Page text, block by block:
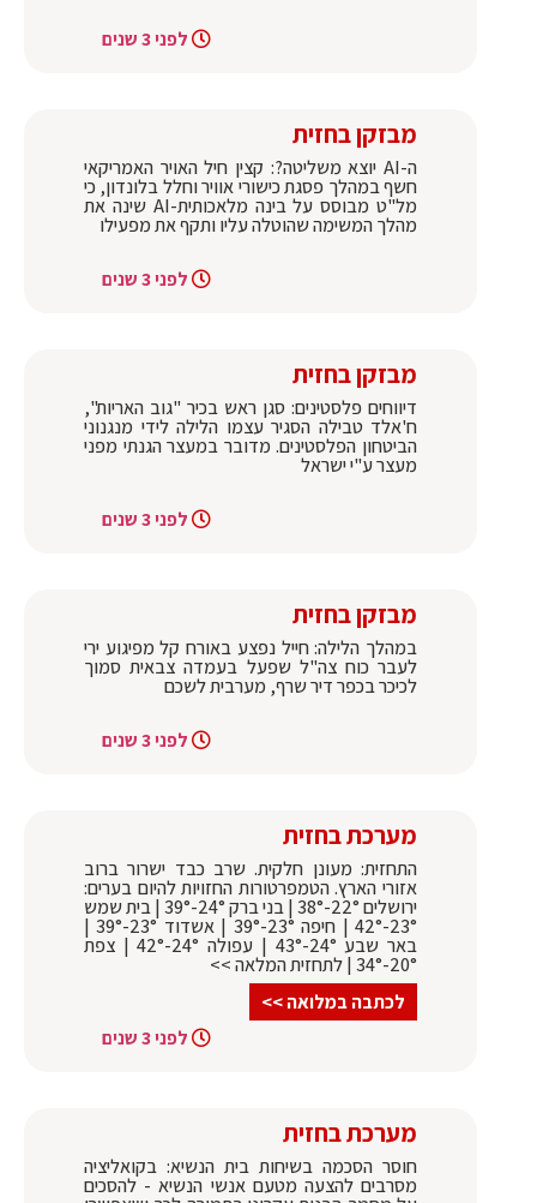
לפני 3 שנים
מבזקן בחזית
ה-AI יוצא משליטה?: קצין חיל האויר האמריקאי
חשף במהלך פסגת כישורי אוויר וחלל בלונדון, כי
מל"ט מבוסס על בינה מלאכותית-AI שינה את
מהלך המשימה שהוטלה עליו ותקף את מפעילו
לפני 3 שנים
מבזקן בחזית
דיווחים פלסטינים: סגן ראש בכיר "גוב האריות",
ח'אלד טבילה הסגיר עצמו הלילה לידי מנגנוני
הביטחון הפלסטינים. מדובר במעצר הגנתי מפני
מעצר ע"י ישראל
לפני 3 שנים
מבזקן בחזית
במהלך הלילה: חייל נפצע באורח קל מפיגוע ירי
לעבר כוח צה"ל שפעל בעמדה צבאית סמוך
לכיכר בכפר דיר שרף, מערבית לשכם
לפני 3 שנים
מערכת בחזית
התחזית: מעונן חלקית. שרב כבד ישרור ברוב
אזורי הארץ. הטמפרטורות החזויות להיום בערים:
ירושלים 22°-38° | בני ברק 24°-39° | בית שמש
23°-42° | חיפה 23°-39° | אשדוד 23°-39° |
באר שבע 24°-43° | עפולה 24°-42° | צפת
20°-34° | לתחזית המלאה >>
לכתבה במלואה >>
לפני 3 שנים
מערכת בחזית
חוסר הסכמה בשיחות בית הנשיא: בקואליציה
מסרבים להצעה מטעם אנשי הנשיא - להסכים